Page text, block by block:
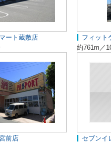
ート蔵敷店
フィッ
約761m／
前店
セブンイ